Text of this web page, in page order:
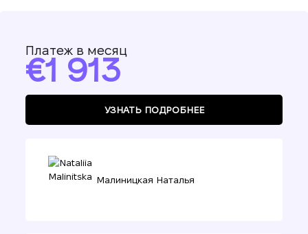
Платеж в месяц
1 913
УЗНАТЬ ПОДРОБНЕЕ
Малиницкая Наталья